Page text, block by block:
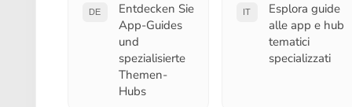
DE
Entdecken Sie
App-Guides
und
spezialisierte
Themen-
Hubs
IT
Esplora guide
alle app e hub
tematici
specializzati